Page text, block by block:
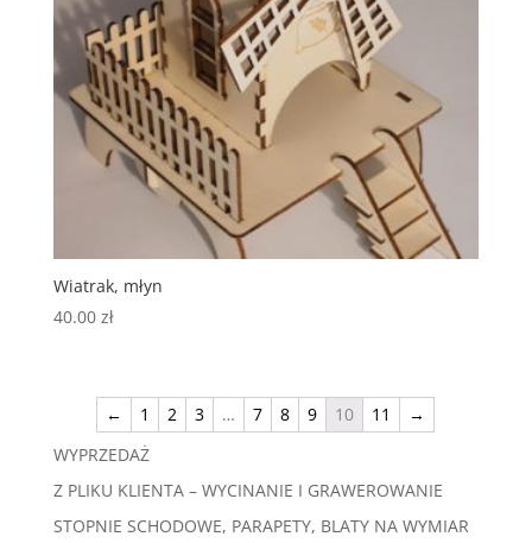
Wiatrak, młyn
40.00 zł
← 1 2 3 … 7 8 9 10 11
→
WYPRZEDAŻ
Z PLIKU KLIENTA – WYCINANIE I GRAWEROWANIE
STOPNIE SCHODOWE, PARAPETY, BLATY NA WYMIAR